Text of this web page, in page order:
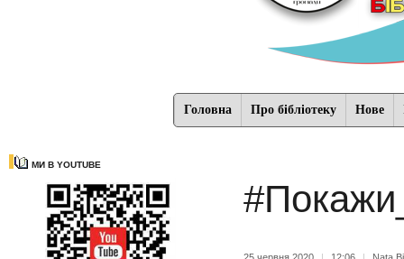
Головна Про бібліотеку Нове
МИ В YOUTUBE